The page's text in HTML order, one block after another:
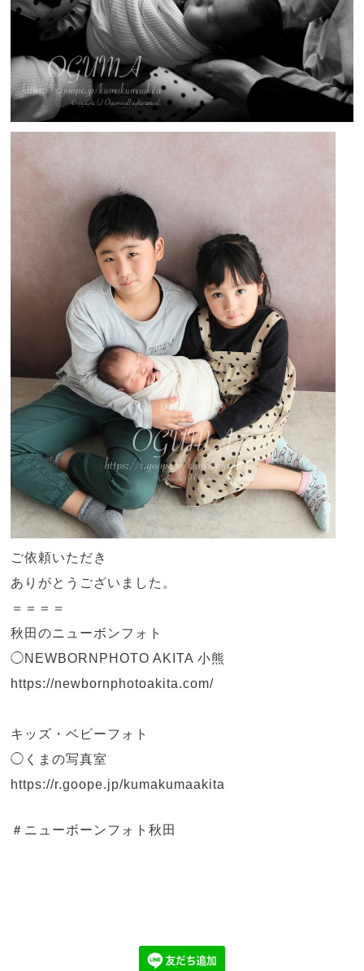
ご依頼いただき
ありがとうございました。
＝＝＝＝
秋田のニューボンフォト
◯NEWBORNPHOTO AKITA 小熊
https://newbornphotoakita.com/
キッズ・ベビーフォト
◯くまの写真室
https://r.goope.jp/kumakumaakita
＃ニューボーンフォト秋田